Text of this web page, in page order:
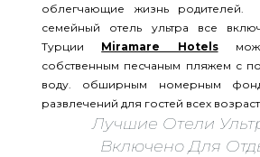
облегчающие жизнь
семейный отель ультра все
Турции Miramare Hotels
собственным песчаным пляжем с
воду. обширным номерным
развлечений для гостей всех
Лучшие Отели
Включено Для